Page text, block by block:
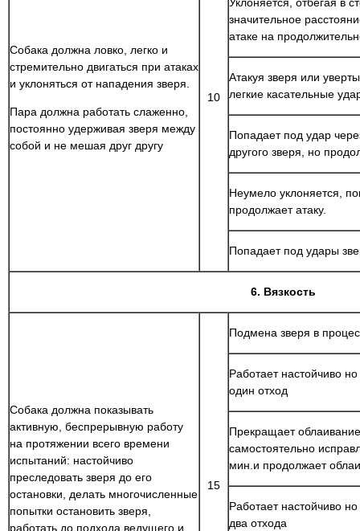
Собака должна ловко, легко и
стремительно двигаться при атаках
и уклоняться от нападения зверя.
Пара должна работать слаженно,
постоянно удерживая зверя между
собой и не мешая друг другу
10
значительное
атаке на
Атакуя зверя или
легкие касательные
Попадает под удар
другого зверя, но
Неумело уклоняется,
продолжает атаку.
Попадает под удары
6. Вязкость
Собака должна показывать
активную, беспрерывную работу
на протяжении всего времени
испытаний: настойчиво
преследовать зверя до его
остановки, делать многочисленные
попытки остановить зверя,
работать до подхода ведущего и
15
Подмена зверя в
Работает настойчиво
один отход
Прекращает
самостоятельно
мин.и продолжает
Работает настойчиво
два отхода